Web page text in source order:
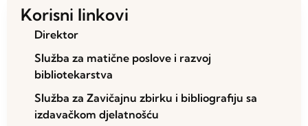
Korisni linkovi
Direktor
Služba za matične poslove i razvoj
bibliotekarstva
Služba za Zavičajnu zbirku i bibliografiju sa
izdavačkom djelatnošću